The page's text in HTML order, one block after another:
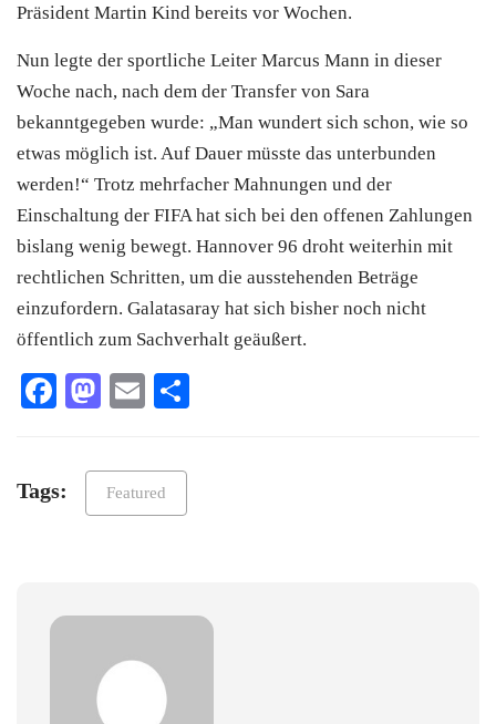
Präsident Martin Kind bereits vor Wochen.
Nun legte der sportliche Leiter Marcus Mann in dieser
Woche nach, nach dem der Transfer von Sara
bekanntgegeben wurde: „Man wundert sich schon, wie so
etwas möglich ist. Auf Dauer müsste das unterbunden
werden!“ Trotz mehrfacher Mahnungen und der
Einschaltung der FIFA hat sich bei den offenen Zahlungen
bislang wenig bewegt. Hannover 96 droht weiterhin mit
rechtlichen Schritten, um die ausstehenden Beträge
einzufordern. Galatasaray hat sich bisher noch nicht
öffentlich zum Sachverhalt geäußert.
Facebook
Mastodon
Email
Tags: Featured